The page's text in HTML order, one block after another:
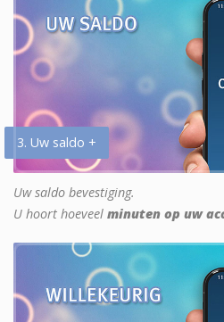
3. Uw saldo +
Uw saldo bevestiging.
U hoort hoeveel minuten op uw